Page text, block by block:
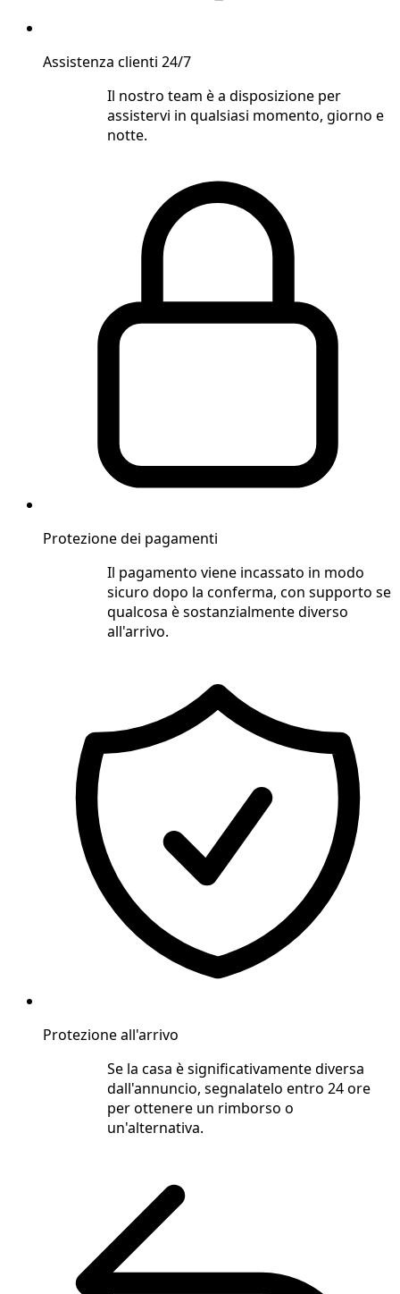
Assistenza clienti 24/7
Il nostro team è a disposizione per
assistervi in qualsiasi momento, giorno e
notte.
Protezione dei pagamenti
Il pagamento viene incassato in modo
sicuro dopo la conferma, con supporto se
qualcosa è sostanzialmente diverso
all'arrivo.
Protezione all'arrivo
Se la casa è significativamente diversa
dall'annuncio, segnalatelo entro 24 ore
per ottenere un rimborso o
un'alternativa.